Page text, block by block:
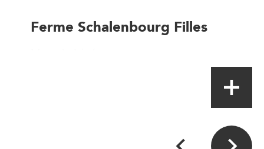
Ferme Schalenbourg Filles